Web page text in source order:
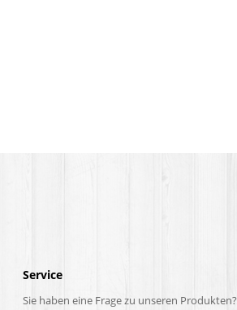
Service
Sie haben eine Frage zu unseren Produkten?